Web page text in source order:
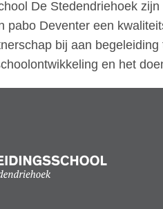
De Stedendriehoek
Deventer een
bij aan
en het